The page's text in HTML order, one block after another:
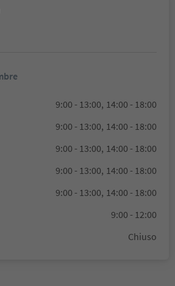
9:00 - 13:00, 14:00 - 18:00
9:00 - 13:00, 14:00 - 18:00
9:00 - 13:00, 14:00 - 18:00
9:00 - 13:00, 14:00 - 18:00
9:00 - 13:00, 14:00 - 18:00
9:00 - 12:00
Chiuso